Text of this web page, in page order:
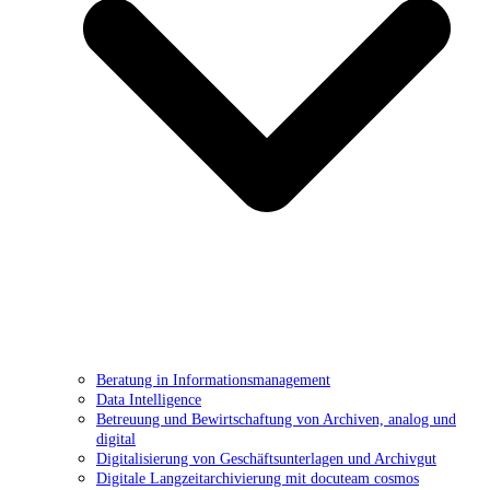
Beratung in Informationsmanagement
Data Intelligence
Betreuung und Bewirtschaftung von Archiven, analog und
digital
Digitalisierung von Geschäftsunterlagen und Archivgut
Digitale Langzeitarchivierung mit docuteam cosmos